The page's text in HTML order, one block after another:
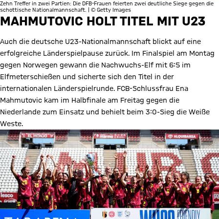
Zehn Treffer in zwei Partien: Die DFB-Frauen feierten zwei deutliche Siege gegen die
schottische Nationalmannschaft. | © Getty Images
MAHMUTOVIC HOLT TITEL MIT U23
Auch die deutsche U23-Nationalmannschaft blickt auf eine
erfolgreiche Länderspielpause zurück. Im Finalspiel am Montag
gegen Norwegen gewann die Nachwuchs-Elf mit 6:5 im
Elfmeterschießen und sicherte sich den Titel in der
internationalen Länderspielrunde. FCB-Schlussfrau Ena
Mahmutovic kam im Halbfinale am Freitag gegen die
Niederlande zum Einsatz und behielt beim 3:0-Sieg die Weiße
Weste.